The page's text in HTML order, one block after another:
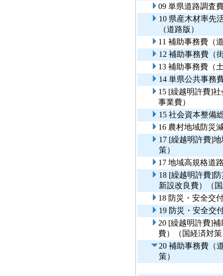
09 単県道路調査
10 県産木材率先
（道路版）
11 補助事務費（
12 補助事務費（
13 補助事務費（
14 単県公共事務
15 [繰越明許費]
事業費）
15 社会資本整備
16 農村地域防災
17 [繰越明許費]
策）
17 地域高規格道
18 [繰越明許費]
新設改良費）（
18 防災・安全交
19 防災・安全交
20 [繰越明許費]
費）（国経済対
20 補助事務費（
策）